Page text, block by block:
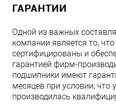
ГАРАНТИИ
Одной из важных
компании является то,
сертифицированы и
гарантией фирм-
подшипники имеют
месяцев при условии, что
производилась